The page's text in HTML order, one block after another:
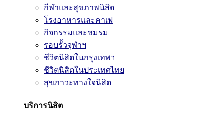
กีฬาและสุขภาพนิสิต
โรงอาหารและคาเฟ่
กิจกรรมและชมรม
รอบรั้วจุฬาฯ
ชีวิตนิสิตในกรุงเทพฯ
ชีวิตนิสิตในประเทศไทย
สุขภาวะทางใจนิสิต
บริการนิสิต